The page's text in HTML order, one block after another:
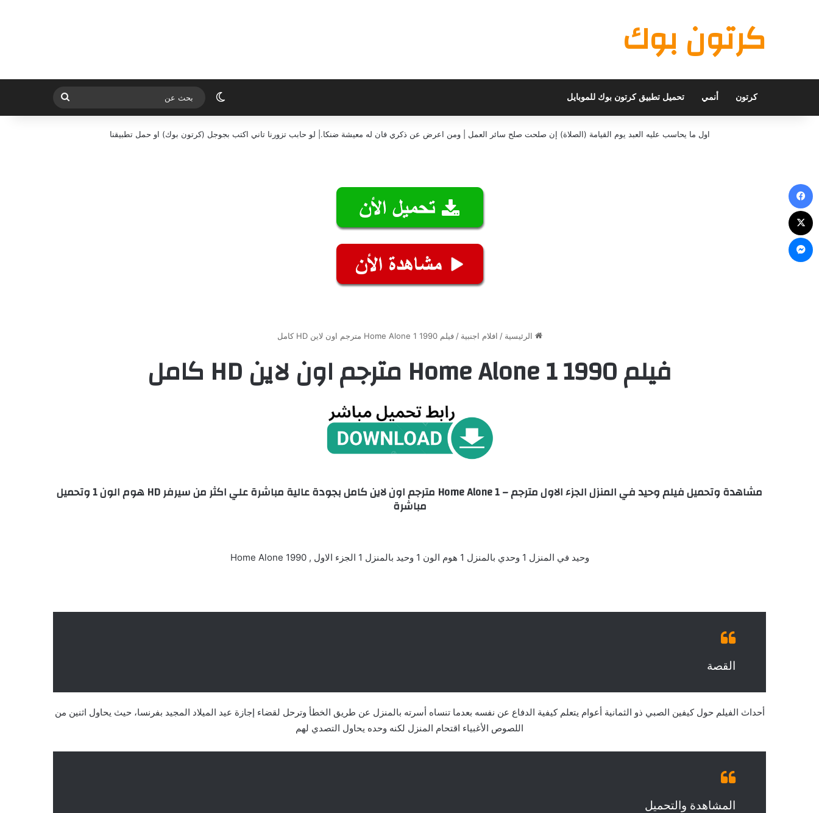
كرتون بوك
كرتون أنمي تحميل تطبيق كرتون بوك للموبايل الوضع المظلم
بحث
عن
اول ما يحاسب عليه العبد يوم القيامة (الصلاة) إن صلحت صلح سائر العمل | ومن اعرض عن ذكري فان له معيشة ضنكا.| لو حابب تزورنا تاني اكتب بجوجل (كرتون بوك) او حمل تطبيقنا
الرئيسية / افلام اجنبية / فيلم Home Alone 1 1990 مترجم اون لاين HD كامل
فيلم Home Alone 1 1990 مترجم اون لاين HD كامل
مشاهدة وتحميل فيلم وحيد في المنزل الجزء الاول مترجم – Home Alone 1 مترجم اون لاين كامل بجودة عالية مباشرة علي اكثر من سيرفر HD هوم الون 1 وتحميل
مباشرة
وحيد في المنزل 1 وحدي بالمنزل 1 هوم الون 1 وحيد بالمنزل 1 الجزء الاول , Home Alone 1990
القصة
أحداث الفيلم حول كيفين الصبي ذو الثمانية أعوام يتعلم كيفية الدفاع عن نفسه بعدما تنساه أسرته بالمنزل عن طريق الخطأ وترحل لقضاء إجازة عيد الميلاد المجيد بفرنسا، حيث يحاول اثنين من
اللصوص الأغبياء اقتحام المنزل لكنه وحده يحاول التصدي لهم
المشاهدة والتحميل